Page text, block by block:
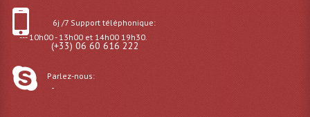
Projecteurs Déco À Leds
6j /7 Support téléphonique:
--- 10h00 - 13h00 et 14h00 19h30.
(+33) 06 60 616 222
Parlez-nous:
-